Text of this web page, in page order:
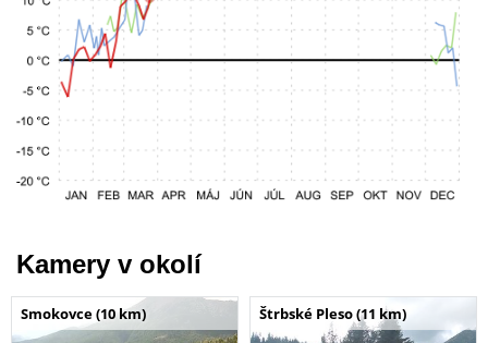
Kamery v okolí
Smokovce (10 km) Štrbské Pleso (11 km)